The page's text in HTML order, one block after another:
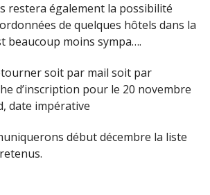
restera également la possibilité
de quelques hôtels dans la
beaucoup moins sympa….
soit par mail soit par
d’inscription pour le 20 novembre
date impérative
début décembre la liste